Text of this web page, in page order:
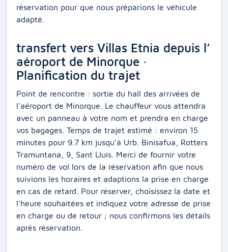
réservation pour que nous préparions le véhicule
adapté.
transfert vers Villas Etnia depuis l’
aéroport de Minorque ·
Planification du trajet
Point de rencontre : sortie du hall des arrivées de
l'aéroport de Minorque. Le chauffeur vous attendra
avec un panneau à votre nom et prendra en charge
vos bagages. Temps de trajet estimé : environ 15
minutes pour 9.7 km jusqu'à Urb. Binisafua, Rotters
Tramuntana, 9, Sant Lluís. Merci de fournir votre
numéro de vol lors de la réservation afin que nous
suivions les horaires et adaptions la prise en charge
en cas de retard. Pour réserver, choisissez la date et
l'heure souhaitées et indiquez votre adresse de prise
en charge ou de retour ; nous confirmons les détails
après réservation.